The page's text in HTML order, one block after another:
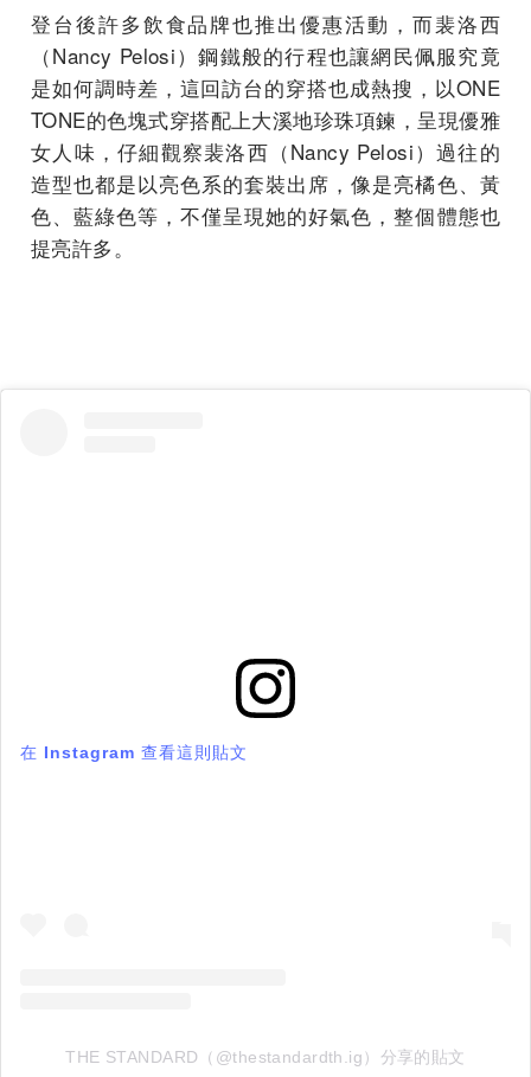
登台後許多飲食品牌也推出優惠活動，而裴洛西
（Nancy Pelosi）鋼鐵般的行程也讓網民佩服究竟
是如何調時差，這回訪台的穿搭也成熱搜，以ONE
TONE的色塊式穿搭配上大溪地珍珠項鍊，呈現優雅
女人味，仔細觀察裴洛西（Nancy Pelosi）過往的
造型也都是以亮色系的套裝出席，像是亮橘色、黃
色、藍綠色等，不僅呈現她的好氣色，整個體態也
提亮許多。
在 Instagram 查看這則貼文
THE STANDARD（@thestandardth.ig）分享的貼文